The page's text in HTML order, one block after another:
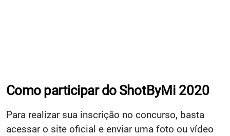
Como participar do ShotByMi 2020
Para realizar sua inscrição no concurso, basta
acessar o site oficial e enviar uma foto ou vídeo